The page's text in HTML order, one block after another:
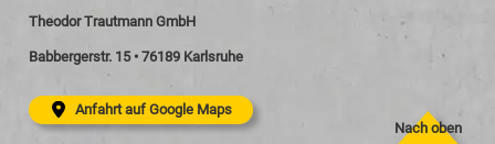
Theodor Trautmann GmbH
Babbergerstr. 15 • 76189 Karlsruhe
Anfahrt auf Google Maps
Nach oben